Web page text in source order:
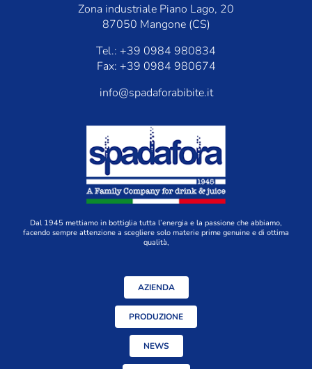
Zona industriale Piano Lago, 20
87050 Mangone (CS)
Tel.: +39 0984 980834
Fax: +39 0984 980674
info@spadaforabibite.it
Dal 1945 mettiamo in bottiglia tutta l’energia e la passione che abbiamo,
facendo sempre attenzione a scegliere solo materie prime genuine e di ottima
qualità,
AZIENDA
PRODUZIONE
NEWS